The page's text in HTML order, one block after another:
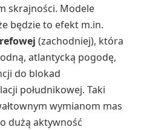
skrajności. Modele
będzie to efekt m.in.
(zachodniej), która
atlantycką pogodę,
do blokad
południkowej. Taki
wymianom mas
dużą aktywność